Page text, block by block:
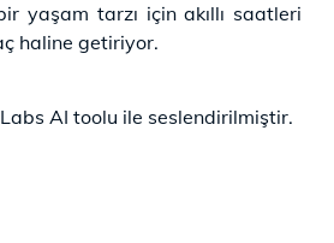
yaşam tarzı için akıllı saatleri
haline getiriyor.
AI toolu ile seslendirilmiştir.